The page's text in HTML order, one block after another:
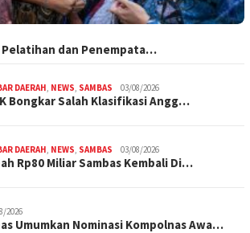
dan Penempata…
DAERAH NEWS SAMBAS 03/08/2026
Bongkar Salah Klasifikasi Angg…
DAERAH NEWS SAMBAS 03/08/2026
Rp80 Miliar Sambas Kembali Di…
2026
Umumkan Nominasi Kompolnas Awa…